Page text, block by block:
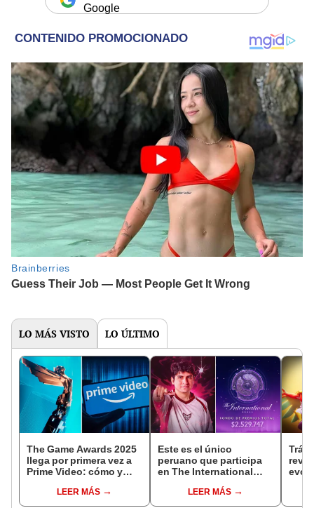
Google
LO MÁS VISTO LO ÚLTIMO
The Game Awards 2025
llega por primera vez a
Prime Video: cómo y
LEER MÁS
Este es el único
peruano que participa
en The International
equipo Heroic
LEER MÁS